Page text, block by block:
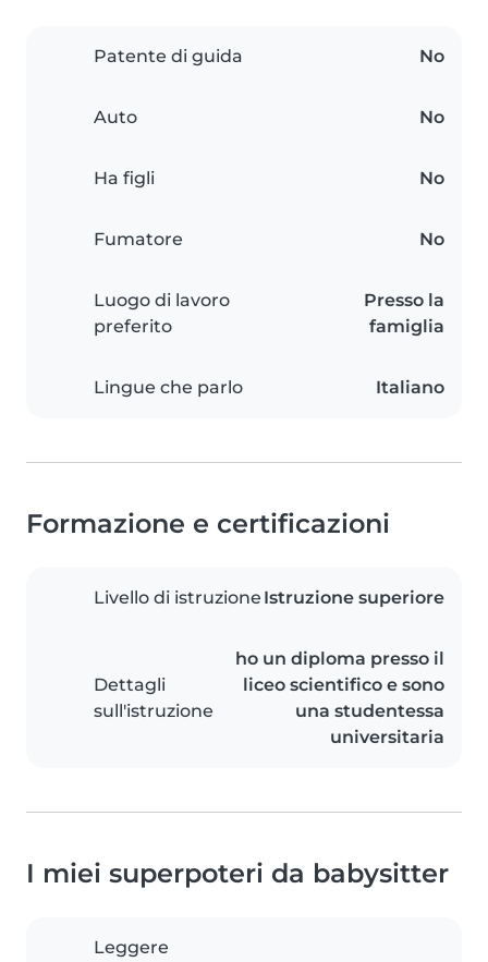
Patente di guida No
Auto No
Ha figli No
Fumatore No
Luogo di lavoro
preferito
Presso la
famiglia
Lingue che parlo Italiano
Formazione e certificazioni
Livello di istruzione Istruzione superiore
Dettagli
sull'istruzione
ho un diploma presso il
liceo scientifico e sono
una studentessa
universitaria
I miei superpoteri da babysitter
Leggere